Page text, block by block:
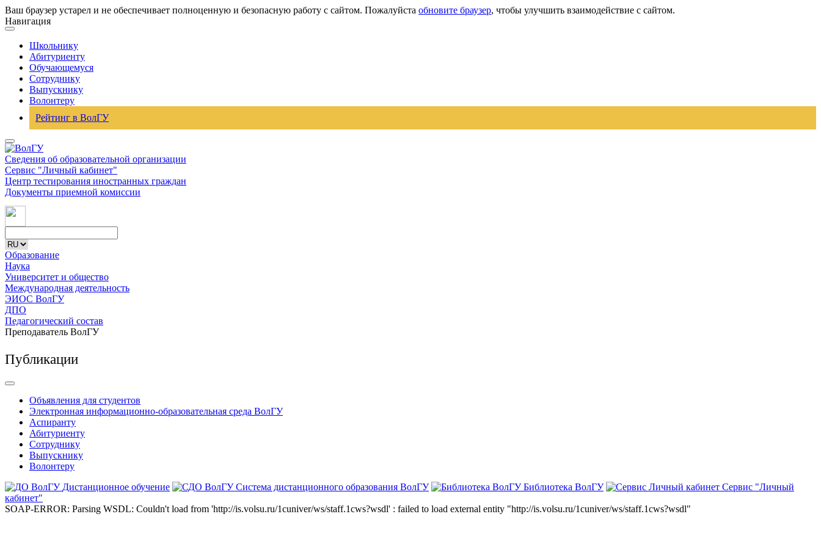
Ваш браузер устарел и не обеспечивает полноценную и безопасную работу с сайтом. Пожалуйста обновите браузер, чтобы улучшить взаимодействие с сайтом.
Навигация
Школьнику
Абитуриенту
Обучающемуся
Сотруднику
Выпускнику
Волонтеру
Рейтинг в ВолГУ
Сведения об образовательной организации
Сервис "Личный кабинет"
Центр тестирования иностранных граждан
Документы приемной комиссии
Образование
Наука
Университет и общество
Международная деятельность
ЭИОС ВолГУ
ДПО
Педагогический состав
Преподаватель ВолГУ
Публикации
Объявления для студентов
Электронная информационно-образовательная среда ВолГУ
Аспиранту
Абитуриенту
Сотруднику
Выпускнику
Волонтеру
Дистанционное обучение
Система дистанционного образования ВолГУ Библиотека ВолГУ
Сервис "Личный
кабинет"
SOAP-ERROR: Parsing WSDL: Couldn't load from 'http://is.volsu.ru/1cuniver/ws/staff.1cws?wsdl' : failed to load external entity "http://is.volsu.ru/1cuniver/ws/staff.1cws?wsdl"